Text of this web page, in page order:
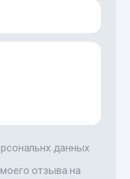
данных
отзыва на